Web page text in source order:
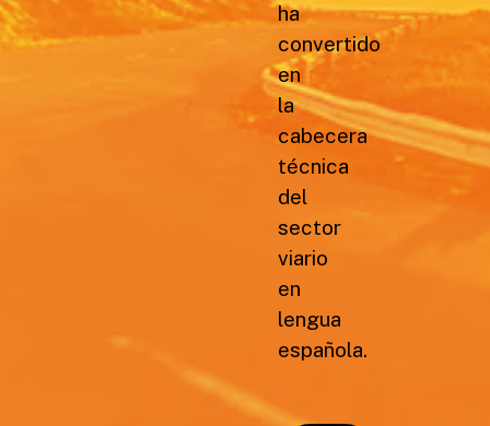
ha
convertido
en
la
cabecera
técnica
del
sector
viario
en
lengua
española.